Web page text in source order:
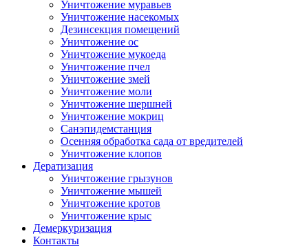
Уничтожение муравьев
Уничтожение насекомых
Дезинсекция помещений
Уничтожение ос
Уничтожение мукоеда
Уничтожение пчел
Уничтожение змей
Уничтожение моли
Уничтожение шершней
Уничтожение мокриц
Санэпидемстанция
Осенняя обработка сада от вредителей
Уничтожение клопов
Дератизация
Уничтожение грызунов
Уничтожение мышей
Уничтожение кротов
Уничтожение крыс
Демеркуризация
Контакты